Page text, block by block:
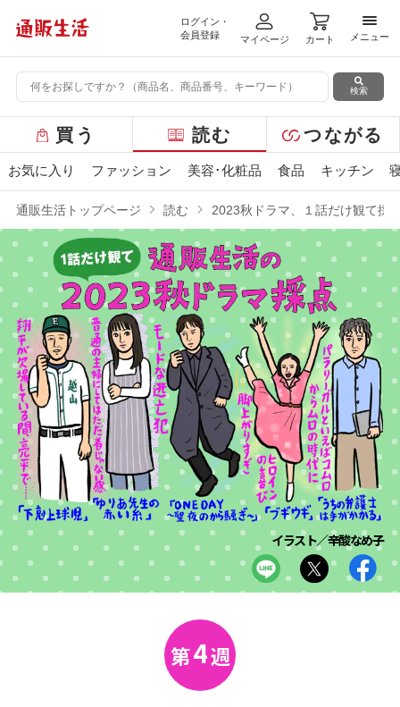
ログイン・
会員登録
マイページ カート
メニ
メニュー
検索
ー
バ
ニ
ュ
ー
買う 読む つながる
お気に入り ファッション 美容･化粧品 食品 キッチン
通販生活トップページ 読む 2023秋ドラマ、１話だけ観て採
イラスト／辛酸なめ子
第4週